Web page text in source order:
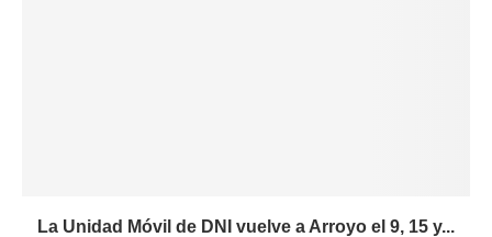
La Unidad Móvil de DNI vuelve a Arroyo el 9, 15 y...